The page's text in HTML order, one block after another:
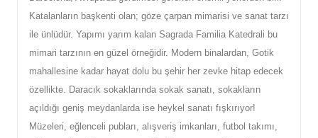
Katalanların başkenti olan; göze çarpan mimarisi ve sanat tarzı
ile ünlüdür. Yapımı yarım kalan Sagrada Familia Katedrali bu
mimari tarzının en güzel örneğidir. Modern binalardan, Gotik
mahallesine kadar hayat dolu bu şehir her zevke hitap edecek
özellikte. Daracık sokaklarında sokak sanatı, sokakların
açıldığı geniş meydanlarda ise heykel sanatı fışkırıyor!
Müzeleri, eğlenceli pubları, alışveriş imkanları, futbol takımı,